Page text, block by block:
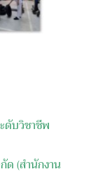
ดับวิชาชีพ
กัด(สำนักงาน